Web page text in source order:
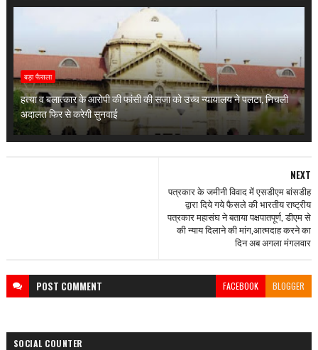
बड़ा फैसला
हत्या व बलात्कार के आरोपी की फांसी की सजा को उच्च न्यायालय ने पलटा, निचली
अदालत फिर से करेगी सुनवाई
NEXT
पत्रकार के जमीनी विवाद में एसडीएम बांसडीह
द्वारा दिये गये फैसले की भारतीय राष्ट्रीय
पत्रकार महासंघ ने बताया पक्षपातपूर्ण, डीएम से
की न्याय दिलाने की मांग,आत्मदाह करने का
दिन अब अगला मंगलवार
POST COMMENT FACEBOOK BLOGGER
SOCIAL COUNTER